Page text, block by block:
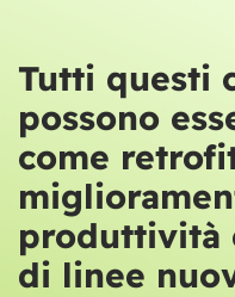
Tutti questi
possono
come
produttività
di linee